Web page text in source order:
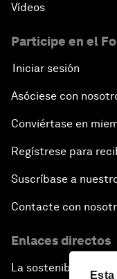
Vídeos
Participe en el
Iniciar sesión
Asóciese con
Conviértase en
Regístrese para
Suscríbase a
Contacte con
Enlaces directos
La sostenibilidad en